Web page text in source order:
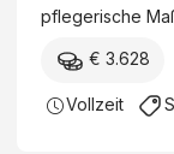
pflegerische
€ 3.628
Vollzeit